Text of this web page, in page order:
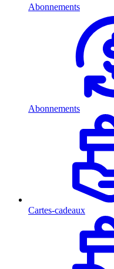
Abonnements
Abonnements
Cartes-cadeaux